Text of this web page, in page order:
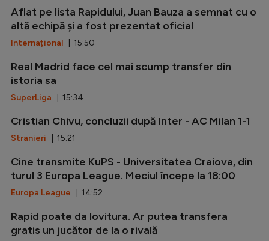
Aflat pe lista Rapidului, Juan Bauza a semnat cu o
altă echipă și a fost prezentat oficial
Internațional | 15:50
Real Madrid face cel mai scump transfer din
istoria sa
SuperLiga | 15:34
Cristian Chivu, concluzii după Inter - AC Milan 1-1
Stranieri | 15:21
Cine transmite KuPS - Universitatea Craiova, din
turul 3 Europa League. Meciul începe la 18:00
Europa League | 14:52
Rapid poate da lovitura. Ar putea transfera
gratis un jucător de la o rivală